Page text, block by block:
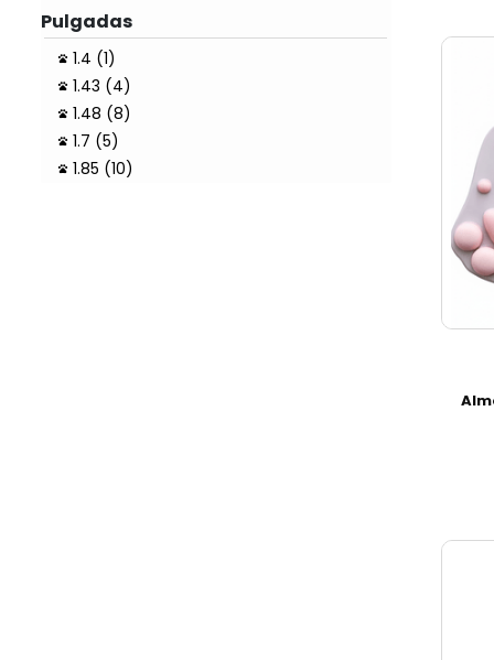
Pulgadas
1.4 (1)
1.43 (4)
1.48 (8)
1.7 (5)
1.85 (10)